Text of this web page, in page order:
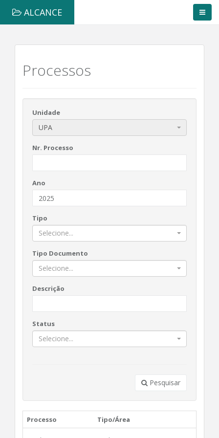
ALCANCE
Processos
Unidade
UPA
Nr. Processo
Ano
Tipo
Selecione...
Tipo Documento
Selecione...
Descrição
Status
Selecione...
Pesquisar
Processo Tipo/Área